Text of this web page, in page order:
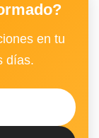
en tu
días.